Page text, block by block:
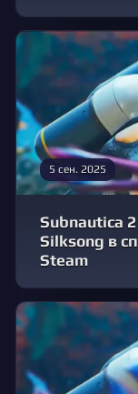
5 сен. 2025
Subnautica
Silksong в
Steam